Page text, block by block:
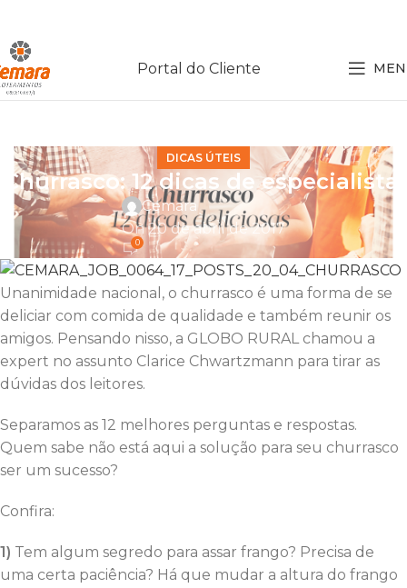
Portal do Cliente
DICAS ÚTEIS
Churrasco: 12 dicas de especialista!
Cemara
On 20 de abril de 2017
0
Unanimidade nacional, o churrasco é uma forma de se
deliciar com comida de qualidade e também reunir os
amigos. Pensando nisso, a GLOBO RURAL chamou a
expert no assunto Clarice Chwartzmann para tirar as
dúvidas dos leitores.
Separamos as 12 melhores perguntas e respostas.
Quem sabe não está aqui a solução para seu churrasco
ser um sucesso?
Confira:
1) Tem algum segredo para assar frango? Precisa de
uma certa paciência? Há que mudar a altura do frango